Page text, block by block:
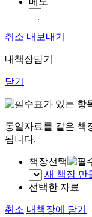
취소 내보내기
내책장담기
닫기
표가 있는 항
동일자료를 같은 책
됩니다.
책장선택
새 책장 만
선택한 자료
취소 내책장에 담기